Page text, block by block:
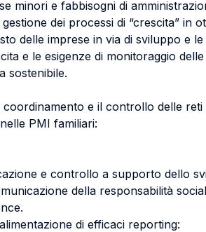
minori e fabbisogni di
dei processi di “crescita” in
delle imprese in via di sviluppo e
e le esigenze di monitoraggio
sostenibile.
coordinamento e il controllo delle
PMI familiari:
e controllo a supporto dello
della responsabilità
di efficaci reporting: